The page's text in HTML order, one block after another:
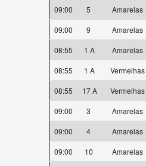
09:00
5 Amarelas
09:00
9 Amarelas
08:55
1 A Amarelas
08:55
1 A Vermelhas
08:55
17 A Vermelhas
09:00
3 Amarelas
09:00
4 Amarelas
09:00
10 Amarelas